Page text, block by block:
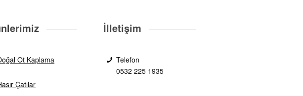
Ot Kaplama
Çatılar
İlletişim
Telefon
0532 225 1935